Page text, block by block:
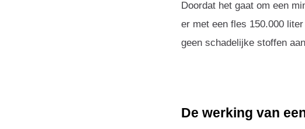
Doordat het gaat om een
er met een fles 150.000
geen schadelijke stoffen
De werking van